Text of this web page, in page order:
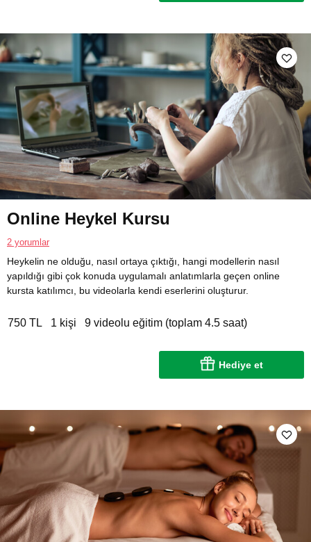
Online Heykel Kursu
2 yorumlar
Heykelin ne olduğu, nasıl ortaya çıktığı, hangi modellerin nasıl
yapıldığı gibi çok konuda uygulamalı anlatımlarla geçen online
kursta katılımcı, bu videolarla kendi eserlerini oluşturur.
750 TL 1 kişi 9 videolu eğitim (toplam 4.5 saat)
Hediye et